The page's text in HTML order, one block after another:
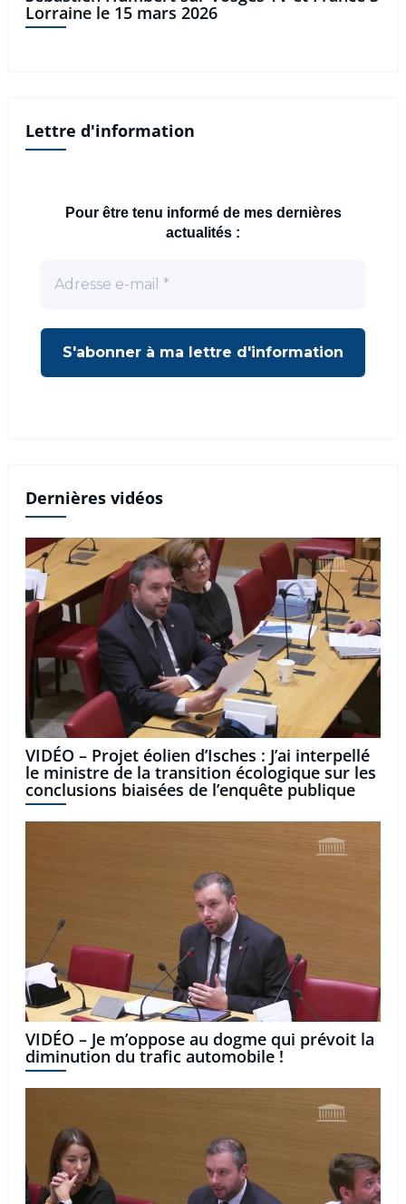
Lorraine le 15 mars 2026
Lettre d'information
Pour être tenu informé de mes dernières
actualités :
Dernières vidéos
VIDÉO – Projet éolien d’Isches : J’ai interpellé
le ministre de la transition écologique sur les
conclusions biaisées de l’enquête publique
VIDÉO – Je m’oppose au dogme qui prévoit la
diminution du trafic automobile !